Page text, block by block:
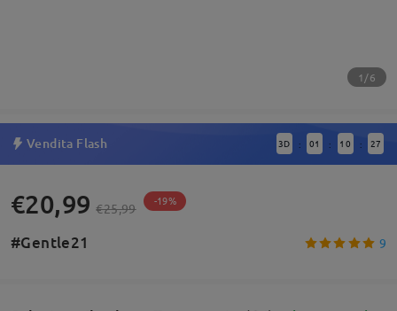
1/6
Vendita Flash 3D : 01 : 10 : 26
€20,99 €25,99 -19%
#Gentle21 9